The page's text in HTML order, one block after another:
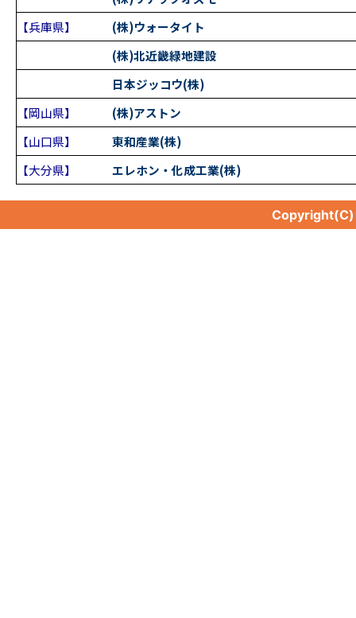
【兵庫県】
(株)ウォータイト
(株)北近畿緑地建設
日本ジッコウ(株)
【岡山県】
(株)アストン
【山口県】
東和産業(株)
【大分県】
エレホン・化成工業(株)